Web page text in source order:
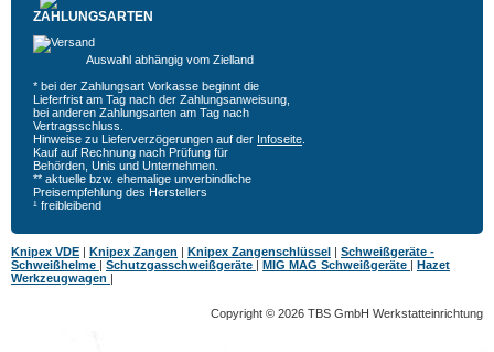
ZAHLUNGSARTEN
Auswahl abhängig vom Zielland
* bei der Zahlungsart Vorkasse beginnt die
Lieferfrist am Tag nach der Zahlungsanweisung,
bei anderen Zahlungsarten am Tag nach
Vertragsschluss.
Hinweise zu Lieferverzögerungen auf der Infoseite
Kauf auf Rechnung nach Prüfung für
Behörden, Unis und Unternehmen.
** aktuelle bzw. ehemalige unverbindliche
Preisempfehlung des Herstellers
¹ freibleibend
Knipex VDE | Knipex Zangen | Knipex Zangenschlüssel | Schweißgeräte -
Schweißhelme | Schutzgasschweißgeräte | MIG MAG Schweißgeräte | Hazet
Werkzeugwagen |
Copyright © 2026 TBS GmbH Werkstatteinrichtung